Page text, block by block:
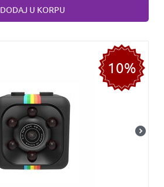
DODAJ U KORPU
10%